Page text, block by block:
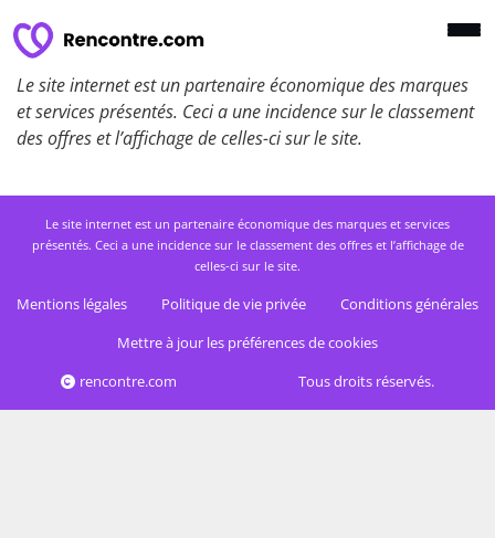
Le site internet est un partenaire économique des marques
et services présentés. Ceci a une incidence sur le classement
des offres et l’affichage de celles-ci sur le site.
Le site internet est un partenaire économique des marques et services
présentés. Ceci a une incidence sur le classement des offres et l’affichage de
celles-ci sur le site.
Mentions légales Politique de vie privée
Conditions générales
Mettre à jour les préférences de cookies
rencontre.com
Tous droits réservés.